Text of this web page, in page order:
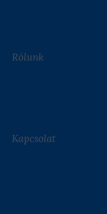
Rólunk
Kapcsolat